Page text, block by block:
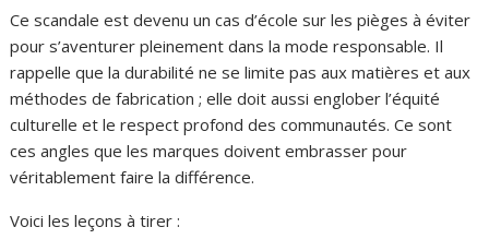
Ce scandale est devenu un cas d’école sur les pièges à éviter
pour s’aventurer pleinement dans la mode responsable. Il
rappelle que la durabilité ne se limite pas aux matières et aux
méthodes de fabrication ; elle doit aussi englober l’équité
culturelle et le respect profond des communautés. Ce sont
ces angles que les marques doivent embrasser pour
véritablement faire la différence.
Voici les leçons à tirer :